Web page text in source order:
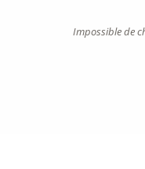
Impossible de